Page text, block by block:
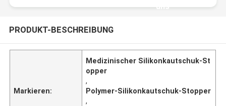
uns
PRODUKT-BESCHREIBUNG
Markieren:
Medizinischer Silikonkautschuk-St
opper
,
Polymer-Silikonkautschuk-Stopper
,